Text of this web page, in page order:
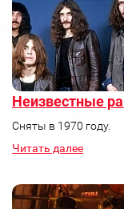
Неизвестные
Сняты в 1970 году.
Читать далее